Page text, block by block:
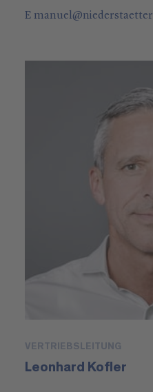
E manuel@niederstaetter
VERTRIEBSLEITUNG
Leonhard Kofler